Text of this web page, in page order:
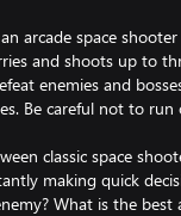
arcade space
and shoots up to
enemies and
Be careful not to
classic space
making quick
What is the best